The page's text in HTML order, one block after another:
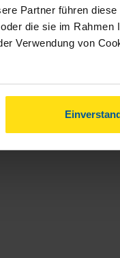
Partner führen diese
die sie im Rahmen
Verwendung von